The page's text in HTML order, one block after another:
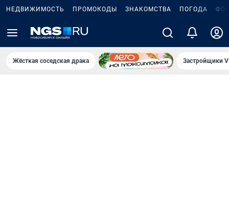
НЕДВИЖИМОСТЬ ПРОМОКОДЫ ЗНАКОМСТВА ПОГОДА
Жёсткая соседская драка Застройщики